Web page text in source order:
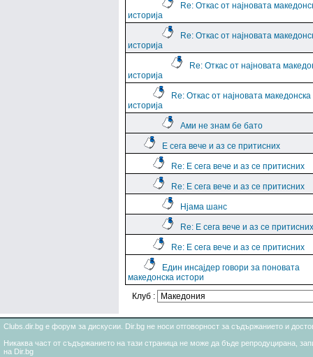
Re: Откас от најновата
историја
Re: Откас от најновата
историја
Re: Откас от најновата
историја
Re: Откас от најновата македонска
историја
Ами не знам бе бато
Е сега вече и аз се притисних
Re: Е сега вече и аз се притисних
Re: Е сега вече и аз се притисних
Нјама шанс
Re: Е сега вече и аз се притисних
Re: Е сега вече и аз се притисних
Един инсајдер говори за поновата
македонска истори
Клуб :
Clubs.dir.bg е форум за дискусии. Dir.bg не носи отговорност за съдържанието и
Никаква част от съдържанието на тази страница не може да бъде репродуцирана,
на Dir.bg